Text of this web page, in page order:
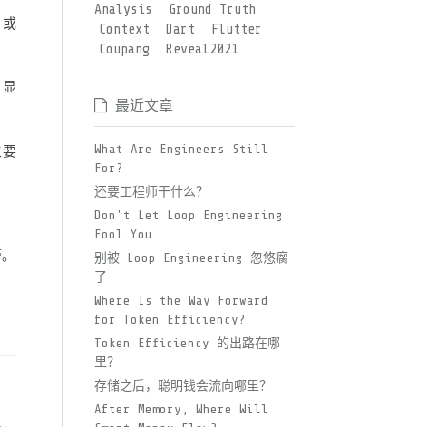
Analysis
Ground Truth
Context
Dart
Flutter
Coupang
Reveal2021
最近文章
What Are Engineers Still
For?
还要工程师干什么？
Don't Let Loop Engineering
Fool You
别被 Loop Engineering 忽悠瘸
了
Where Is the Way Forward
for Token Efficiency?
Token Efficiency 的出路在哪
里？
存储之后，聪明钱会流向哪里？
After Memory, Where Will